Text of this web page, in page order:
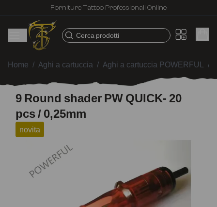
Forniture Tattoo Professionali Online
Cerca prodotti
Home / Aghi a cartuccia / Aghi a cartuccia POWERFUL /
9 Round shader PW QUICK- 20
pcs / 0,25mm
novita